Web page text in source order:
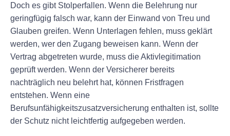
Doch es gibt Stolperfallen. Wenn die Belehrung nur
geringfügig falsch war, kann der Einwand von Treu und
Glauben greifen. Wenn Unterlagen fehlen, muss geklärt
werden, wer den Zugang beweisen kann. Wenn der
Vertrag abgetreten wurde, muss die Aktivlegitimation
geprüft werden. Wenn der Versicherer bereits
nachträglich neu belehrt hat, können Fristfragen
entstehen. Wenn eine
Berufsunfähigkeitszusatzversicherung enthalten ist, sollte
der Schutz nicht leichtfertig aufgegeben werden.